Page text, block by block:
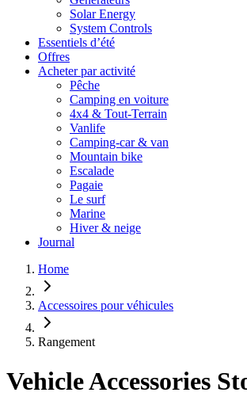
Solar Energy
System Controls
Essentiels d’été
Offres
Acheter par activité
Pêche
Camping en voiture
4x4 & Tout-Terrain
Vanlife
Camping-car & van
Mountain bike
Escalade
Pagaie
Le surf
Marine
Hiver & neige
Journal
Home
Accessoires pour véhicules
Rangement
Vehicle Accessories